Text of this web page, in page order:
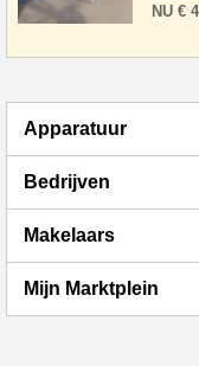
NU €
Wink
Apparatuur
Bedrijven
Makelaars
Mijn Marktplein